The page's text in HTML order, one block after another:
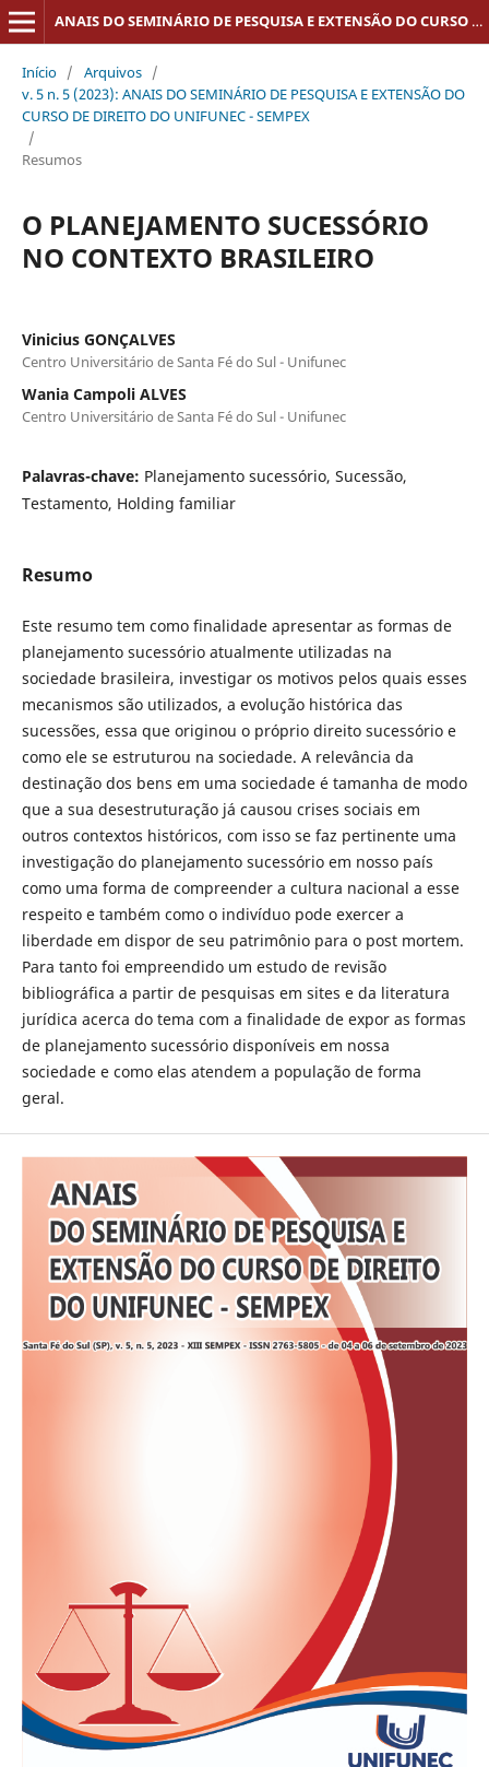
ANAIS DO SEMINÁRIO DE PESQUISA E EXTENSÃO DO CURSO DE DIREITO DO UNIFUNEC - SEMPEX
Início / Arquivos /
v. 5 n. 5 (2023): ANAIS DO SEMINÁRIO DE PESQUISA E EXTENSÃO DO
CURSO DE DIREITO DO UNIFUNEC - SEMPEX
/
Resumos
O PLANEJAMENTO SUCESSÓRIO
NO CONTEXTO BRASILEIRO
Vinicius GONÇALVES
Centro Universitário de Santa Fé do Sul - Unifunec
Wania Campoli ALVES
Centro Universitário de Santa Fé do Sul - Unifunec
Palavras-chave: Planejamento sucessório, Sucessão,
Testamento, Holding familiar
Resumo
Este resumo tem como finalidade apresentar as formas de
planejamento sucessório atualmente utilizadas na
sociedade brasileira, investigar os motivos pelos quais esses
mecanismos são utilizados, a evolução histórica das
sucessões, essa que originou o próprio direito sucessório e
como ele se estruturou na sociedade. A relevância da
destinação dos bens em uma sociedade é tamanha de modo
que a sua desestruturação já causou crises sociais em
outros contextos históricos, com isso se faz pertinente uma
investigação do planejamento sucessório em nosso país
como uma forma de compreender a cultura nacional a esse
respeito e também como o indivíduo pode exercer a
liberdade em dispor de seu patrimônio para o post mortem.
Para tanto foi empreendido um estudo de revisão
bibliográfica a partir de pesquisas em sites e da literatura
jurídica acerca do tema com a finalidade de expor as formas
de planejamento sucessório disponíveis em nossa
sociedade e como elas atendem a população de forma
geral.